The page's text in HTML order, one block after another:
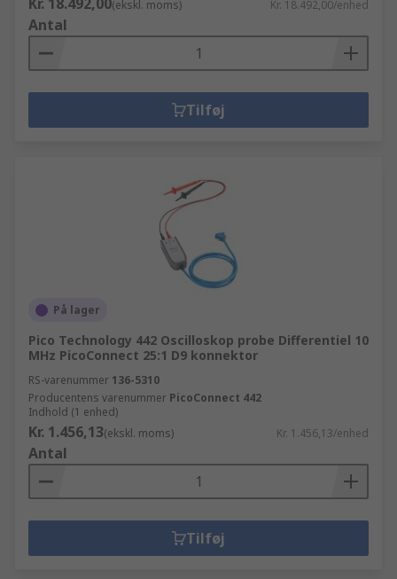
(ekskl. moms) Kr. 18.492,00/enhed
Antal
Tilføj
På lager
Pico Technology 442 Oscilloskop probe Differentiel 10
MHz PicoConnect 25:1 D9 konnektor
RS-varenummer 136-5310
Producentens varenummer PicoConnect 442
Indhold (1 enhed)
Kr. 1.456,13(ekskl. moms) Kr. 1.456,13/enhed
Antal
Tilføj